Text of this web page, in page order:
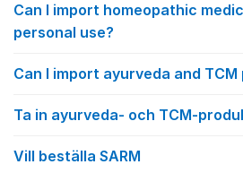
Can I import homeopathic
personal use?
Can I import ayurveda and
Ta in ayurveda- och TCM-
Vill beställa SARM